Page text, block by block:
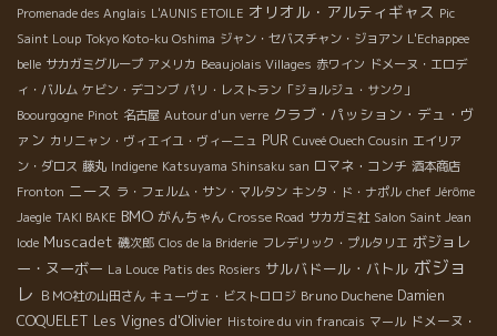
Promenade des Anglais L'AUNIS ETOILE オリオル・アルティギャス Pic
Saint Loup Tokyo Koto-ku Oshima ジャン・セバスチャン・ジョアン L'Echappee
belle サカガミグループ アメリカ Beaujolais Villages 赤ワイン ドメーヌ・エロデ
ィ・バルム ケビン・デコンブ パリ・レストラン「ジョルジュ・サンク」
Boourgogne Pinot 名古屋 Autour d'un verre クラブ・パッション・デュ・ヴ
ァン カリニャン・ヴィエイユ・ヴィーニュ PUR Cuveé Ouech Cousin エイリア
ン・ダロス 藤丸 Indigene Katsuyama Shinsaku san ロマネ・コンチ 酒本商店
Fronton ニース ラ・フェルム・サン・マルタン キンタ・ド・ナポル chef Jérôme
Jaegle TAKI BAKE BMO がんちゃん Crosse Road サカガミ社 Salon Saint Jean
Iode Muscadet 磯次郎 Clos de la Briderie フレデリック・プルタリエ ボジョレ
ー・ヌーボー La Louce Patis des Rosiers サルバドール・バトル ボジョ
レ ＢＭО社の山田さん キューヴェ・ビストロロジ Bruno Duchene Damien
COQUELET Les Vignes d'Olivier Histoire du vin francais マール ドメーヌ・